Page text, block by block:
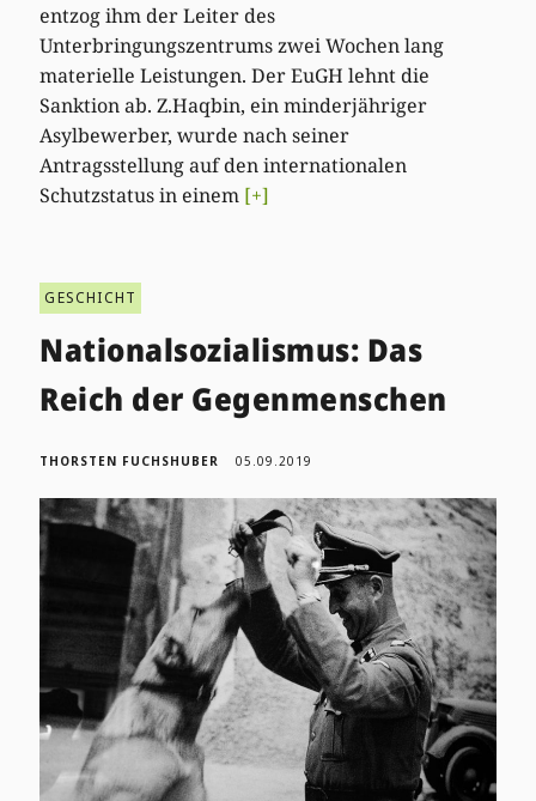
entzog ihm der Leiter des
Unterbringungszentrums zwei Wochen lang
materielle Leistungen. Der EuGH lehnt die
Sanktion ab. Z.Haqbin, ein minderjähriger
Asylbewerber, wurde nach seiner
Antragsstellung auf den internationalen
Schutzstatus in einem [+]
GESCHICHT
Nationalsozialismus: Das
Reich der Gegenmenschen
THORSTEN FUCHSHUBER 05.09.2019